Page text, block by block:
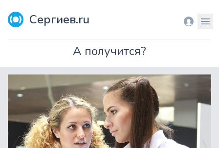
Сергиев.ru Вход
А получится?